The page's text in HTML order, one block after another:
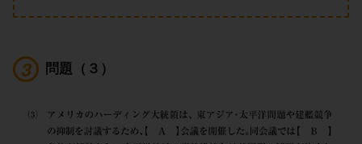
問題（３）